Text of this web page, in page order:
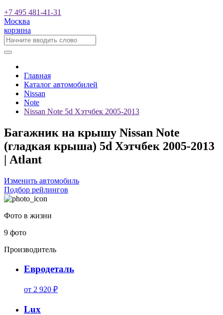
+7 495 481-41-31
Москва
корзина
Главная
Каталог автомобилей
Nissan
Note
Nissan Note 5d Хэтчбек 2005-2013
Багажник на крышу Nissan Note
(гладкая крыша) 5d Хэтчбек 2005-2013
| Atlant
Изменить автомобиль
Подбор рейлингов
Фото в жизни
9 фото
Производитель
Евродеталь
от 2 920 ₽
Lux